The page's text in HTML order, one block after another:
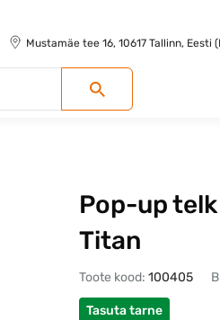
Mustamäe tee 16, 10617 Tallinn,
Pop-up
Titan
Toote kood: 100405
Tasuta tarne